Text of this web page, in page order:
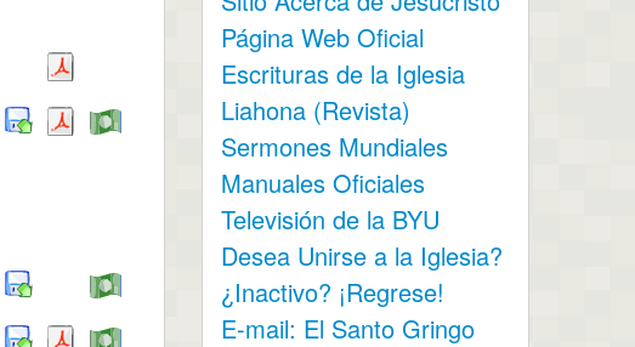
Página Web Oficial
Escrituras de la Iglesia
Liahona (Revista)
Sermones Mundiales
Manuales Oficiales
Televisión de la BYU
Desea Unirse a la Iglesia?
¿Inactivo? ¡Regrese!
E-mail: El Santo Gringo